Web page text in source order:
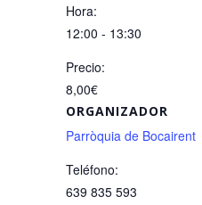
Hora:
12:00 - 13:30
Precio:
8,00€
ORGANIZADOR
Parròquia de Bocairent
Teléfono:
639 835 593